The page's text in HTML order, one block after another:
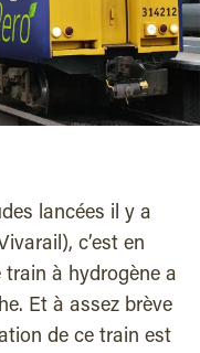
lancées il y a
c’est en
train à hydrogène a
Et à assez brève
de ce train est